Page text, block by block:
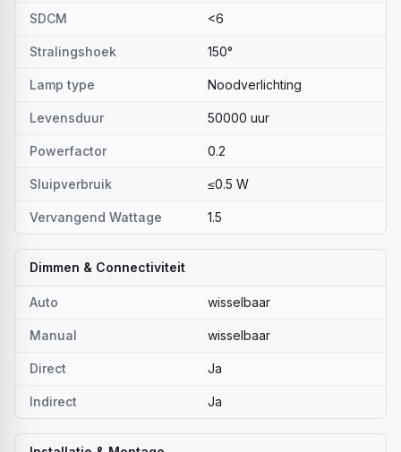
SDCM <6
Stralingshoek 150°
Lamp type Noodverlichting
Levensduur 50000 uur
Powerfactor 0.2
Sluipverbruik ≤0.5 W
Vervangend Wattage 1.5
Dimmen & Connectiviteit
Auto wisselbaar
Manual wisselbaar
Direct Ja
Indirect Ja